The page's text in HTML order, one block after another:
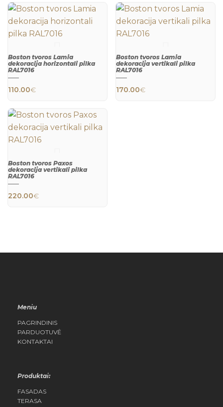
Boston tvoros Lamia
dekoracija horizontali pilka
RAL7016
110.00€
Boston tvoros Lamia
dekoracija vertikali pilka
RAL7016
170.00€
Boston tvoros Paxos
dekoracija vertikali pilka
RAL7016
220.00€
Meniu
PAGRINDINIS
PARDUOTUVĖ
KONTAKTAI
Produktai:
FASADAS
TERASA